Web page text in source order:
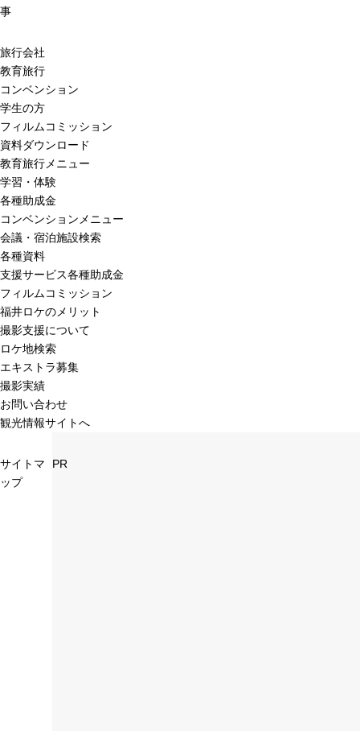
事
旅行会社
教育旅行
コンベンション
学生の方
フィルムコミッション
資料ダウンロード
教育旅行メニュー
学習・体験
各種助成金
コンベンションメニュー
会議・宿泊施設検索
各種資料
支援サービス各種助成金
フィルムコミッション
福井ロケのメリット
撮影支援について
ロケ地検索
エキストラ募集
撮影実績
お問い合わせ
観光情報サイトへ
サイトマ
ップ
PR